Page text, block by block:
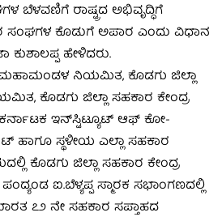
ಬೆಳವಣಿಗೆ ರಾಷ್ಟ್ರದ ಅಭಿವೃದ್ಧಿಗೆ
ಸಂಘಗಳ ಕೊಡುಗೆ ಅಪಾರ ಎಂದು ವಿಧಾನ
ಹೇಳಿದರು.
ಮಹಾಮಂಡಳ ನಿಯಮಿತ, ಕೊಡಗು ಜಿಲ್ಲಾ
ಕೊಡಗು ಜಿಲ್ಲಾ ಸಹಕಾರ ಕೇಂದ್ರ
ಇನ್‌ಸ್ಟಿಟ್ಯೂಟ್ ಆಫ್ ಕೋ-
ಸ್ಥಳೀಯ ಎಲ್ಲಾ ಸಹಕಾರ
ಕೊಡಗು ಜಿಲ್ಲಾ ಸಹಕಾರ ಕೇಂದ್ರ
ಐ.ಬೆಳ್ಯಪ್ಪ ಸ್ಮಾರಕ ಸಭಾಂಗಣದಲ್ಲಿ
೭೨ ನೇ ಸಹಕಾರ ಸಪ್ತಾಹದ